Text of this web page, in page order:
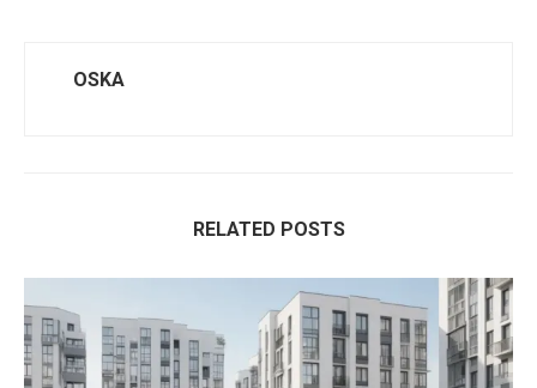
OSKA
RELATED POSTS